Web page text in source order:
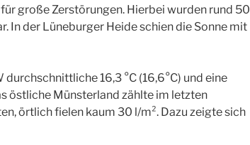
große Zerstörungen. Hierbei wurden rund 50
In der Lüneburger Heide schien die Sonne mit
16,3 °C (16,6°C) und eine
östliche Münsterland zählte im letzten
örtlich fielen kaum 30 l/m². Dazu zeigte sich